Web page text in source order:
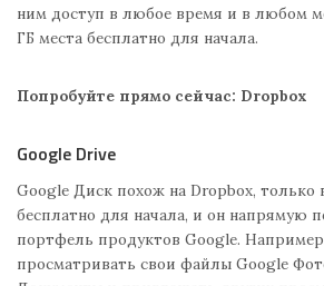
ним доступ в любое время и в любом
ГБ места бесплатно для начала.
Попробуйте прямо сейчас: Dropbox
Google Drive
Google Диск похож на Dropbox, только
бесплатно для начала, и он напрямую
портфель продуктов Google.
просматривать свои файлы Google